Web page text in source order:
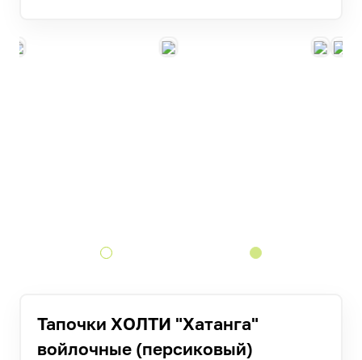
Тапочки ХОЛТИ "Хатанга"
войлочные (персиковый)